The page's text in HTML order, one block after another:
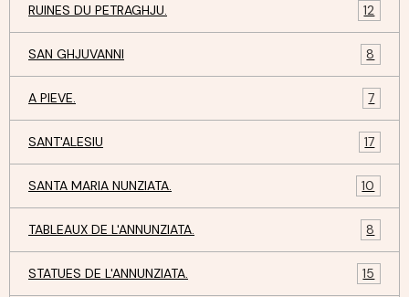
RUINES DU PETRAGHJU. 12
SAN GHJUVANNI 8
A PIEVE. 7
SANT'ALESIU 17
SANTA MARIA NUNZIATA. 10
TABLEAUX DE L'ANNUNZIATA. 8
STATUES DE L'ANNUNZIATA. 15